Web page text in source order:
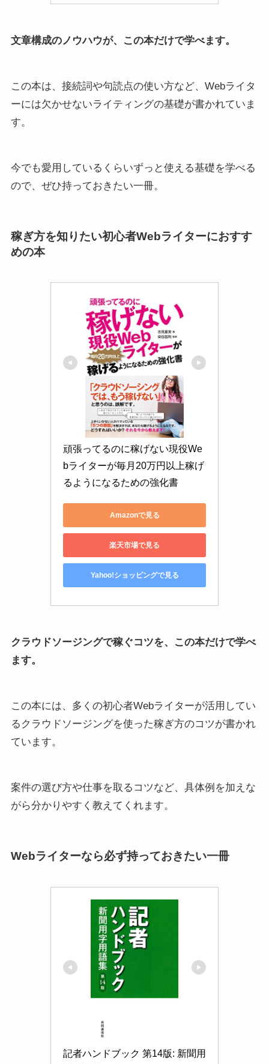
文章構成のノウハウが、この本だけで学べます。
この本は、接続詞や句読点の使い方など、Webライタ
ーには欠かせないライティングの基礎が書かれていま
す。
今でも愛用しているくらいずっと使える基礎を学べる
ので、ぜひ持っておきたい一冊。
稼ぎ方を知りたい初心者Webライターにおすす
めの本
頑張ってるのに稼げない現役We
bライターが毎月20万円以上稼げ
るようになるための強化書
Amazonで見る
楽天市場で見る
Yahoo!ショッピングで見る
クラウドソージングで稼ぐコツを、この本だけで学べ
ます。
この本には、多くの初心者Webライターが活用してい
るクラウドソージングを使った稼ぎ方のコツが書かれ
ています。
案件の選び方や仕事を取るコツなど、具体例を加えな
がら分かりやすく教えてくれます。
Webライターなら必ず持っておきたい一冊
記者ハンドブック 第14版: 新聞用